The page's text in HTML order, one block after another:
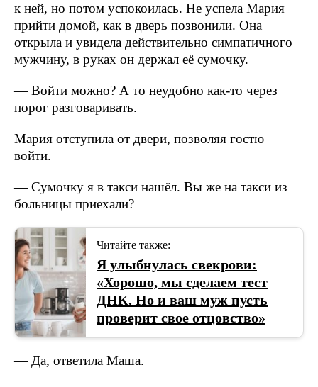
к ней, но потом успокоилась. Не успела Мария
прийти домой, как в дверь позвонили. Она
открыла и увидела действительно симпатичного
мужчину, в руках он держал её сумочку.
— Войти можно? А то неудобно как-то через
порог разговаривать.
Мария отступила от двери, позволяя гостю
войти.
— Сумочку я в такси нашёл. Вы же на такси из
больницы приехали?
Читайте также:
Я улыбнулась свекрови:
«Хорошо, мы сделаем тест
ДНК. Но и ваш муж пусть
проверит свое отцовство»
— Да, ответила Маша.